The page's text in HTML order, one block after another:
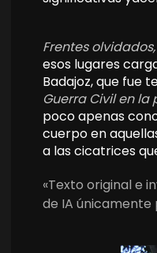
Frentes
esos lugares
Badajoz, que fue
Guerra Civil en
poco apenas
cuerpo en
a las cicatrices
«Texto original e
de IA